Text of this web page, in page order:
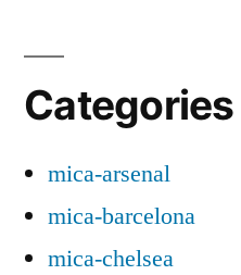
Categories
mica-arsenal
mica-barcelona
mica-chelsea